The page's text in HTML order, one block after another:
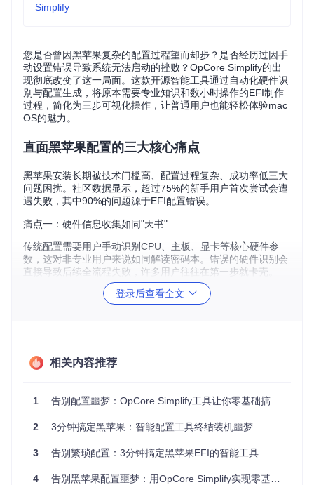
Simplify
您是否曾因黑苹果复杂的配置过程望而却步？是否经历过因手
动设置错误导致系统无法启动的挫败？OpCore Simplify的出
现彻底改变了这一局面。这款开源智能工具通过自动化硬件识
别与配置生成，将原本需要专业知识和数小时操作的EFI制作
过程，简化为三步可视化操作，让普通用户也能轻松体验mac
OS的魅力。
直面黑苹果配置的三大核心痛点
黑苹果安装长期被技术门槛高、配置过程复杂、成功率低三大
问题困扰。社区数据显示，超过75%的新手用户首次尝试会遭
遇失败，其中90%的问题源于EFI配置错误。
痛点一：硬件信息收集如同"天书"
传统配置需要用户手动识别CPU、主板、显卡等核心硬件参
数，这对非专业用户来说如同解读密码本。错误的硬件识别会
直接导致后续全流程失败，许多用户往往在第一步就卡壳。
痛点二：EFI配置的技术壁垒难以逾越
痛点三：兼容性调试耗费大量时间
要反复尝试不同配置组合，经历多次失败才能找到解决方案，
登录后查看全文
相关内容推荐
1 告别配置噩梦：OpCore Simplify工具让你零基础搞定黑苹果EFI
2 3分钟搞定黑苹果：智能配置工具终结装机噩梦
3 告别繁琐配置：3分钟搞定黑苹果EFI的智能工具
4 告别黑苹果配置噩梦：用OpCore Simplify实现零基础EFI自动生成